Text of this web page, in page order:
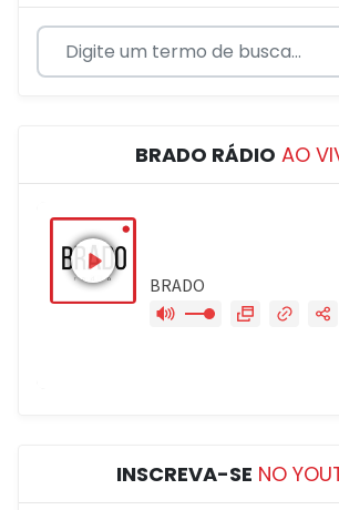
BRADO RÁDIO AO
INSCREVA-SE NO